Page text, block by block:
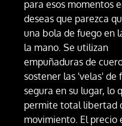
para esos momentos
deseas que parezca
una bola de fuego en
la mano. Se utilizan
empuñaduras de
sostener las 'velas' de
segura en su lugar, lo
permite total libertad
movimiento. El precio